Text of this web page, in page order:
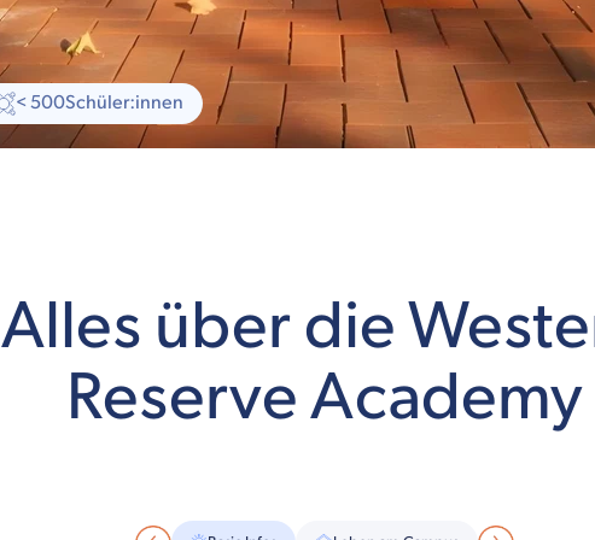
< 500Schüler:innen
Alles über die
Reserve Academy